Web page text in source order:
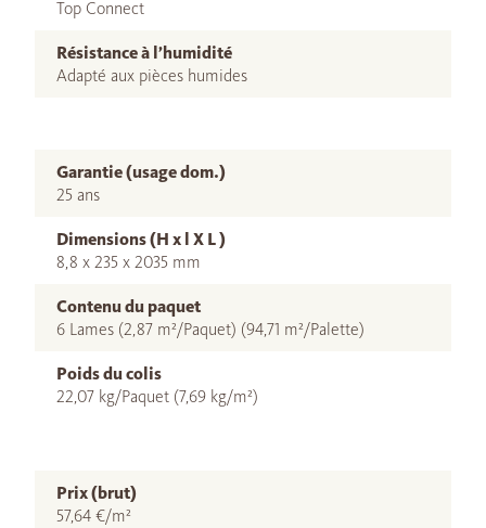
Top Connect
Résistance à l’humidité
Adapté aux pièces humides
Garantie (usage dom.)
25 ans
Dimensions (H x l X L )
8,8 x 235 x 2035 mm
Contenu du paquet
6 Lames (2,87 m²/Paquet) (94,71 m²/Palette)
Poids du colis
22,07 kg/Paquet (7,69 kg/m²)
Prix (brut)
57,64 €/m²